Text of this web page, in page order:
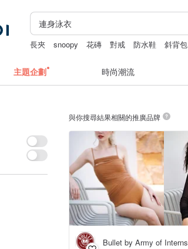
長夾 snoopy 花磚 對戒 防水鞋 斜背包
主題企劃 時尚潮流
與你搜尋結果相關的推廣品牌
Bullet by Army of Interns